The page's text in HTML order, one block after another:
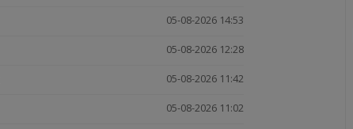
05-08-2026 14:53
05-08-2026 12:28
05-08-2026 11:42
05-08-2026 11:02